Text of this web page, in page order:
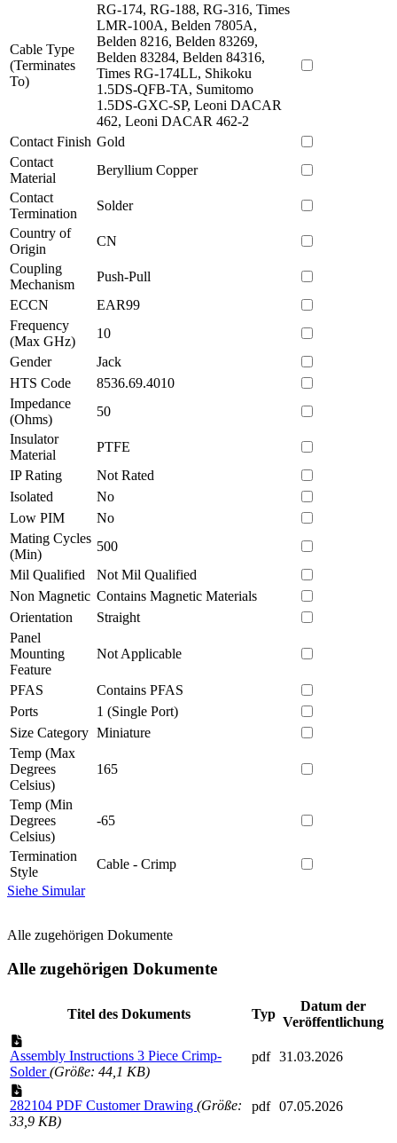
Cable Type
(Terminates
To)
RG-174, RG-188, RG-316, Times
LMR-100A, Belden 7805A,
Belden 8216, Belden 83269,
Belden 83284, Belden 84316,
Times RG-174LL, Shikoku
1.5DS-QFB-TA, Sumitomo
1.5DS-GXC-SP, Leoni DACAR
462, Leoni DACAR 462-2
Contact Finish Gold
Contact
Material
Beryllium Copper
Contact
Termination
Solder
Country of
Origin
CN
Coupling
Mechanism
Push-Pull
ECCN
EAR99
Frequency
(Max GHz)
10
Gender
Jack
HTS Code
8536.69.4010
Impedance
(Ohms)
50
Insulator
Material
PTFE
IP Rating
Not Rated
Isolated
No
Low PIM
No
Mating Cycles
(Min)
500
Mil Qualified
Not Mil Qualified
Non Magnetic Contains Magnetic Materials
Orientation
Straight
Panel
Mounting
Feature
Not Applicable
PFAS
Contains PFAS
Ports
1 (Single Port)
Size Category Miniature
Temp (Max
Degrees
Celsius)
165
Temp (Min
Degrees
Celsius)
-65
Termination
Style
Cable - Crimp
Siehe Simular
Alle zugehörigen Dokumente
Alle zugehörigen Dokumente
Titel des Dokuments Typ
Datum der
Veröffentlichung
Assembly Instructions 3 Piece Crimp-
Solder(Größe: 44,1 KB)
pdf 31.03.2026
282104 PDF Customer Drawing (Größe:
33,9 KB)
pdf 07.05.2026